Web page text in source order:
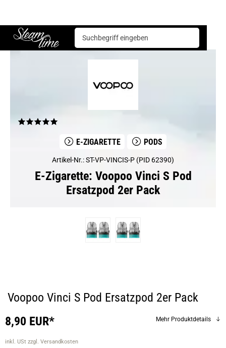
Steam time
E-Zigarette Voopoo Vinci S Pod Ersatzpod 2er Pack
E-ZIGARETTE PODS
Artikel-Nr.: ST-VP-VINCIS-P (PID 62390)
E-Zigarette: Voopoo Vinci S Pod
Ersatzpod 2er Pack
Voopoo Vinci S Pod Ersatzpod 2er Pack
8,90 EUR*
inkl. USt zzgl. Versandkosten
Mehr Produktdetails